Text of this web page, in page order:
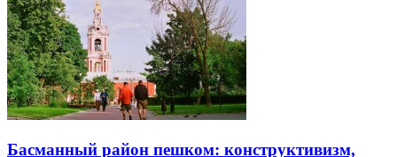
Басманный район пешком: конструктивизм,